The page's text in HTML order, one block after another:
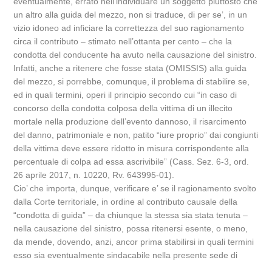
un altro alla guida del mezzo, non si traduce, di per se’, in un
vizio idoneo ad inficiare la correttezza del suo ragionamento
circa il contributo – stimato nell’ottanta per cento – che la
condotta del conducente ha avuto nella causazione del sinistro.
Infatti, anche a ritenere che fosse stata (OMISSIS) alla guida
del mezzo, si porrebbe, comunque, il problema di stabilire se,
ed in quali termini, operi il principio secondo cui “in caso di
concorso della condotta colposa della vittima di un illecito
mortale nella produzione dell’evento dannoso, il risarcimento
del danno, patrimoniale e non, patito “iure proprio” dai congiunti
della vittima deve essere ridotto in misura corrispondente alla
percentuale di colpa ad essa ascrivibile” (Cass. Sez. 6-3, ord.
26 aprile 2017, n. 10220, Rv. 643995-01).
Cio’ che importa, dunque, verificare e’ se il ragionamento svolto
dalla Corte territoriale, in ordine al contributo causale della
“condotta di guida” – da chiunque la stessa sia stata tenuta –
nella causazione del sinistro, possa ritenersi esente, o meno,
da mende, dovendo, anzi, ancor prima stabilirsi in quali termini
esso sia eventualmente sindacabile nella presente sede di